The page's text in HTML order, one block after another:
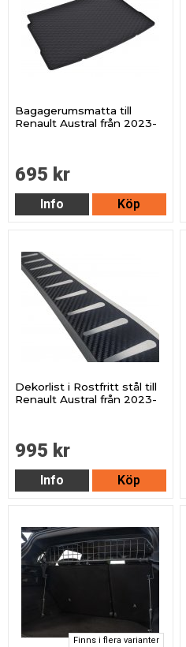
Bagagerumsmatta till
Renault Austral från 2023-
695 kr
Info Köp
Dekorlist i Rostfritt stål till
Renault Austral från 2023-
995 kr
Info Köp
Finns i flera varianter